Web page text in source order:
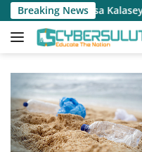
Langsung
ke
konten
Breaking News
ODGJ Berkeliaran,